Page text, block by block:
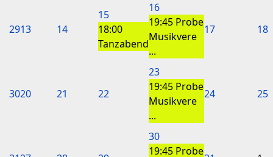
2913 14
15
18:00
Tanzabend
16
19:45 Probe
Musikvere
...
17 18
3020 21 22
23
19:45 Probe
Musikvere
...
24 25
30
19:45 Probe